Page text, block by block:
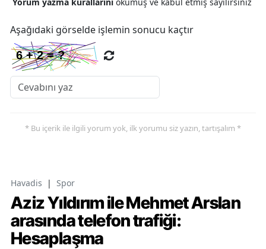
Aşağıdaki görselde işlemin sonucu kaçtır
* Bu içerik ile ilgili yorum yok, ilk yorumu siz yazın, tartışalım *
Havadis | Spor
Aziz Yıldırım ile Mehmet Arslan
arasında telefon trafiği:
Hesaplaşma